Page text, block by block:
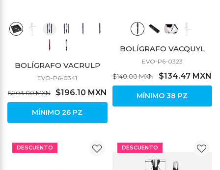
BOLÍGRAFO VACRULP
EVO-P6-0341
$203.00 MXN $196.10 MXN
MÍNIMO 26 PZ
BOLÍGRAFO VACQUYL
EVO-P6-0323
$140.00 MXN $134.47 MXN
MÍNIMO 38 PZ
DESCUENTO DESCUENTO